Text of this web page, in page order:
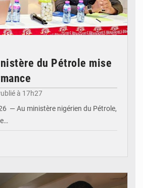
du Pétrole mise
à 17h27
— Au ministère nigérien du Pétrole,